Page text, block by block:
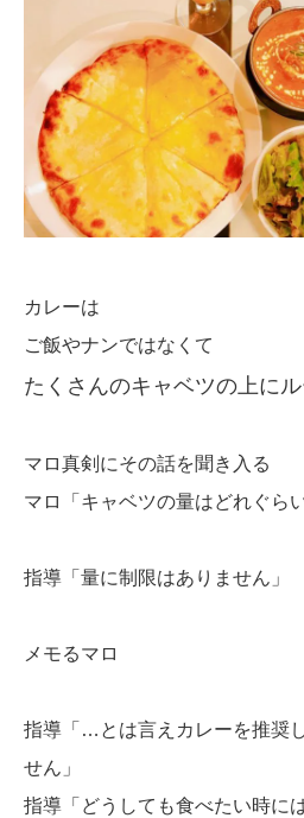
カレーは
ご飯やナンではなくて
たくさんのキャベツの上に
マロ真剣にその話を聞き入る
マロ「キャベツの量はどれぐら
指導「量に制限はありません」
メモるマロ
指導「…とは言えカレーを推奨
せん」
指導「どうしても食べたい時に